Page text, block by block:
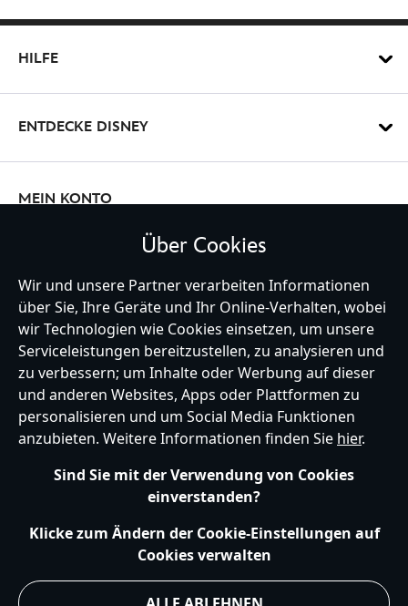
HILFE
ENTDECKE DISNEY
MEIN KONTO
Germany
Richtlinien für Cookies
EU Datenschutzhinweis
Impressum
Allgemeine Verkaufsbedingungen
Accessibility
Über Cookies
Wir und unsere Partner verarbeiten Informationen
über Sie, Ihre Geräte und Ihr Online-Verhalten, wobei
wir Technologien wie Cookies einsetzen, um unsere
Serviceleistungen bereitzustellen, zu analysieren und
zu verbessern; um Inhalte oder Werbung auf dieser
und anderen Websites, Apps oder Plattformen zu
personalisieren und um Social Media Funktionen
anzubieten. Weitere Informationen finden Sie hier.
Sind Sie mit der Verwendung von Cookies
einverstanden?
Klicke zum Ändern der Cookie-Einstellungen auf
Cookies verwalten